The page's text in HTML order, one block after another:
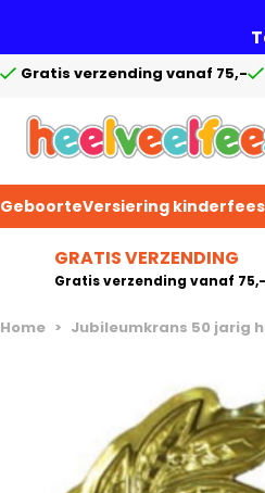
Gratis verzending vanaf 75,-
GeboorteVersiering
GRATIS VERZENDING
Gratis verzending vanaf 75,-
Home > Jubileumkrans 50 jarig